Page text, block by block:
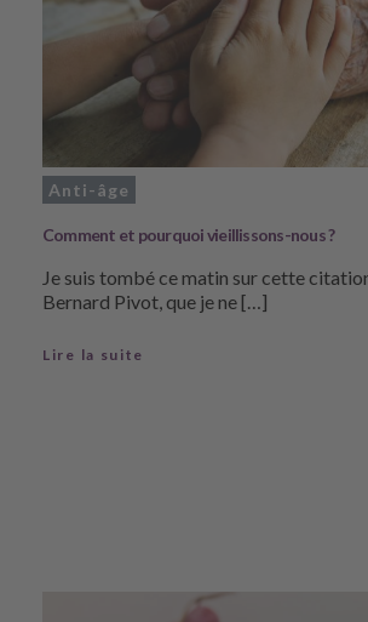
Anti-âge
Comment et pourquoi vieillissons-nous ?
Je suis tombé ce matin sur cette
Bernard Pivot, que je ne […]
Lire la suite